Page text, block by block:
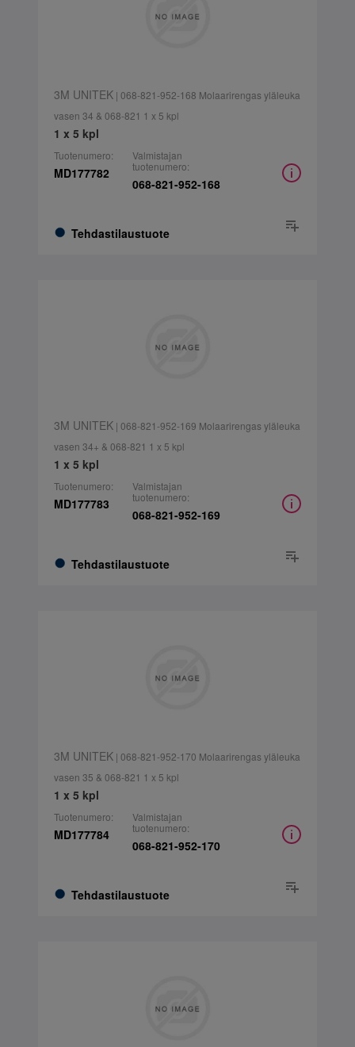
3M UNITEK| 068-821-952-168 Molaarirengas yläleuka
vasen 34 & 068-821 1 x 5 kpl
1 x 5 kpl
Tuotenumero:
MD177782
Tehdastilaustuote
Valmistajan
tuotenumero:
068-821-952-168
3M UNITEK| 068-821-952-169 Molaarirengas yläleuka
vasen 34+ & 068-821 1 x 5 kpl
1 x 5 kpl
Tuotenumero:
MD177783
Tehdastilaustuote
Valmistajan
tuotenumero:
068-821-952-169
3M UNITEK| 068-821-952-170 Molaarirengas yläleuka
vasen 35 & 068-821 1 x 5 kpl
1 x 5 kpl
Tuotenumero:
MD177784
Tehdastilaustuote
Valmistajan
tuotenumero:
068-821-952-170